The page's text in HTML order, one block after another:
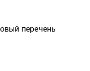
перечень